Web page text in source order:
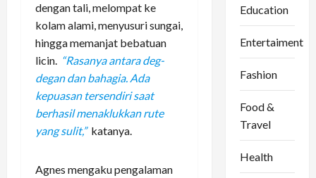
dengan tali, melompat ke
kolam alami, menyusuri sungai,
hingga memanjat bebatuan
licin. “Rasanya antara deg-
degan dan bahagia. Ada
kepuasan tersendiri saat
berhasil menaklukkan rute
yang sulit,” katanya.
Agnes mengaku pengalaman
Education
Entertaiment
Fashion
Food &
Travel
Health